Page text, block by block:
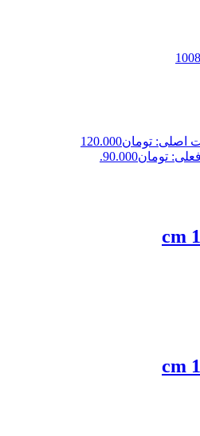
قیمت اصلی: تومان120.000
تومان90.000.